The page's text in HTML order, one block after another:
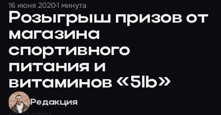
16 июня 20201 минута
Розыгрыш призов от
магазина
спортивного
питания и
витаминов «5lb»
Редакция